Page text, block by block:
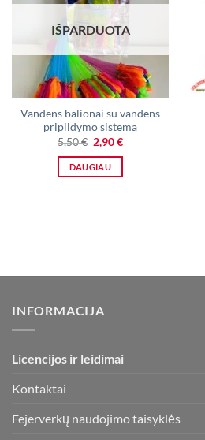
IŠPARDUOTA
Vandens balionai su vandens
pripildymo sistema
5,50€ Original
price
was:
5,50 €.
2,90€Current
DAUGIAU
INFORMACIJA
Licencijos ir leidimai
Kontaktai
Fejerverkų naudojimo taisyklės